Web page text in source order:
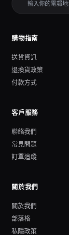
購物指南
送貨資訊
退換貨政策
付款方式
客戶服務
聯絡我們
常見問題
訂單追蹤
關於我們
關於我們
部落格
私隱政策